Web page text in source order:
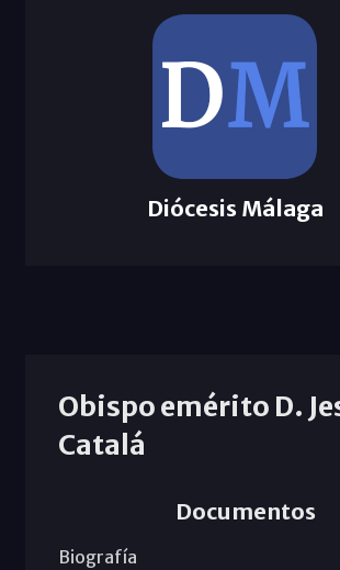
Diócesis Málaga
Obispo emérito D.
Catalá
Documentos
Biografía